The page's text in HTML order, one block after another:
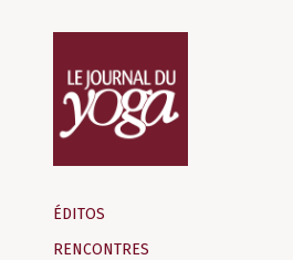
d‘information
indépendant
ÉDITOS
RENCONTRES